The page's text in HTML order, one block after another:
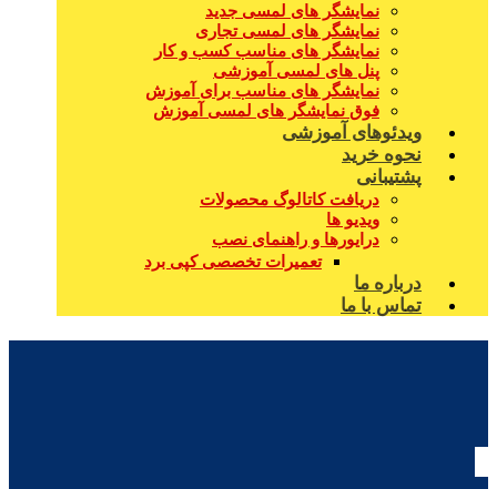
نمایشگر های لمسی جدید
نمایشگر های لمسی تجاری
نمایشگر های مناسب کسب و کار
پنل های لمسی آموزشی
نمایشگر های مناسب برای آموزش
فوق نمایشگر های لمسی آموزش
ویدئوهای آموزشی
نحوه خرید
پشتیبانی
دریافت کاتالوگ محصولات
ویدیو ها
درایورها و راهنمای نصب
تعمیرات تخصصی کپی برد
درباره ما
تماس با ما